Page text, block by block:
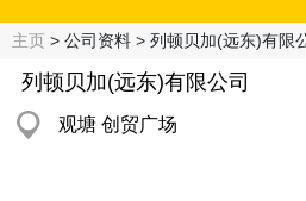
主页 > 公司资料 > 列顿贝加(远东)有限
列顿贝加(远东)有限公司
观塘 创贸广场